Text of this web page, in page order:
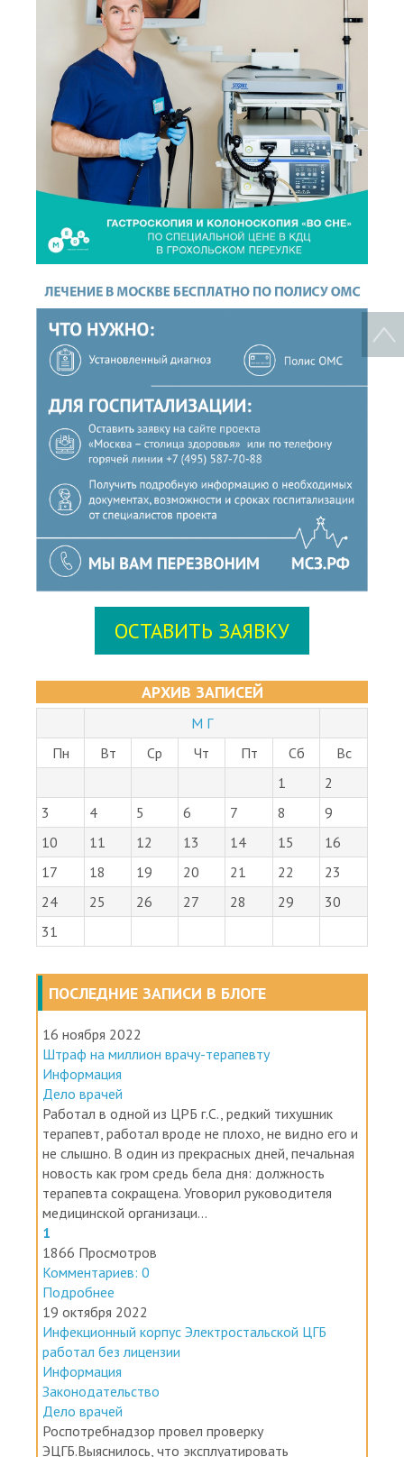
ОСТАВИТЬ ЗАЯВКУ
АРХИВ ЗАПИСЕЙ
М Г
Пн
Вт Ср Чт Пт Сб
Вс
1
2
3
4 5 6 7 8
9
10
11 12 13 14 15
16
17
18 19 20 21 22
23
24
25 26 27 28 29
30
31
ПОСЛЕДНИЕ ЗАПИСИ В БЛОГЕ
16 ноября 2022
Штраф на миллион врачу-терапевту
Информация
Дело врачей
Работал в одной из ЦРБ г.С., редкий тихушник
терапевт, работал вроде не плохо, не видно его и
не слышно. В один из прекрасных дней, печальная
новость как гром средь бела дня: должность
терапевта сокращена. Уговорил руководителя
медицинской организаци...
1
1866 Просмотров
Комментариев: 0
Подробнее
19 октября 2022
Инфекционный корпус Электростальской ЦГБ
работал без лицензии
Информация
Законодательство
Дело врачей
Роспотребнадзор провел проверку
ЭЦГБ.Выяснилось, что эксплуатировать